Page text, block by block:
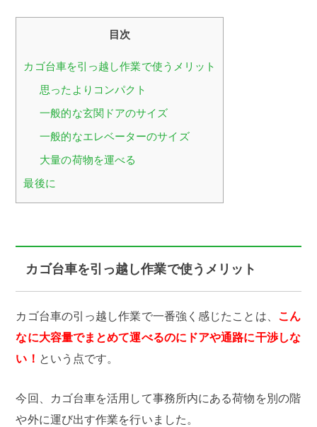
目次
カゴ台車を引っ越し作業で使うメリット
思ったよりコンパクト
一般的な玄関ドアのサイズ
一般的なエレベーターのサイズ
大量の荷物を運べる
最後に
カゴ台車を引っ越し作業で使うメリット
カゴ台車の引っ越し作業で一番強く感じたことは、 こん
なに大容量でまとめて運べるのにドアや通路に干渉しな
い！ という点です。
今回、カゴ台車を活用して事務所内にある荷物を別の階
や外に運び出す作業を行いました。